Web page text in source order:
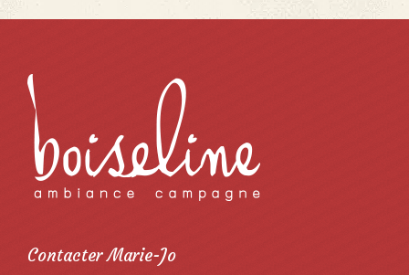
Contacter Marie-Jo